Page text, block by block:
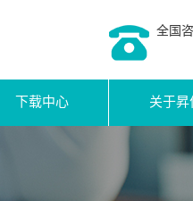
全国
下载中心 关于昇